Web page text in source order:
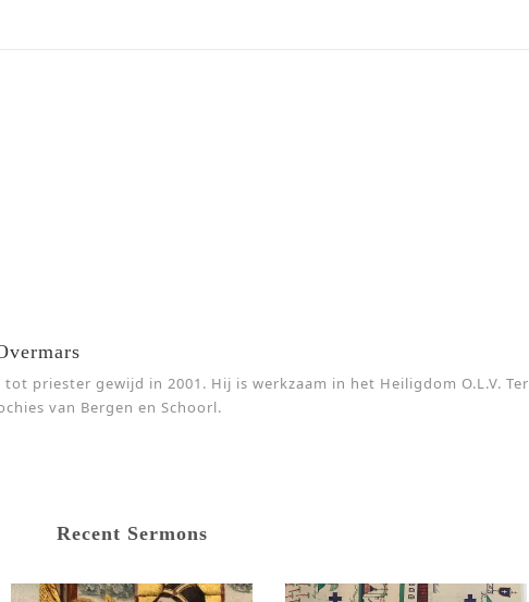
priester gewijd in 2001. Hij is werkzaam in het Heiligdom O.L.V. Ter
van Bergen en Schoorl.
Recent Sermons